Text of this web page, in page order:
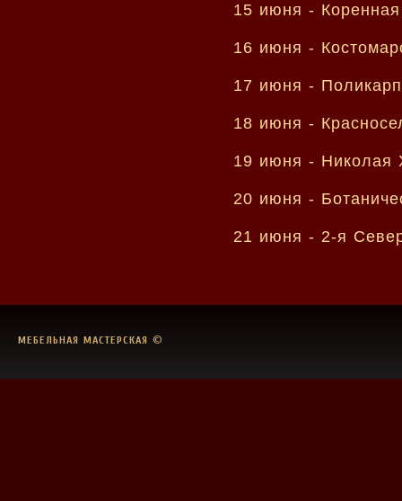
15 июня -
16 июня -
17 июня -
18 июня -
19 июня - Николая
20 июня -
21 июня - 2-я
МЕБЕЛЬНАЯ МАСТЕРСКАЯ ©